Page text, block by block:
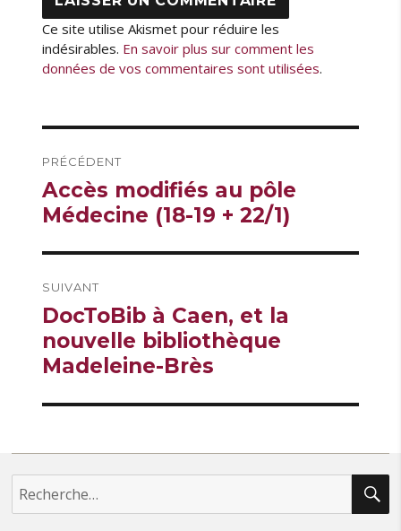
Ce site utilise Akismet pour réduire les
indésirables. En savoir plus sur comment les
données de vos commentaires sont utilisées.
de
l’article
PRÉCÉDENT
Publication
précédente :
Accès modifiés au pôle
Médecine (18-19 + 22/1)
SUIVANT
Publication
DocToBib à Caen, et la
nouvelle bibliothèque
Madeleine-Brès
pour :